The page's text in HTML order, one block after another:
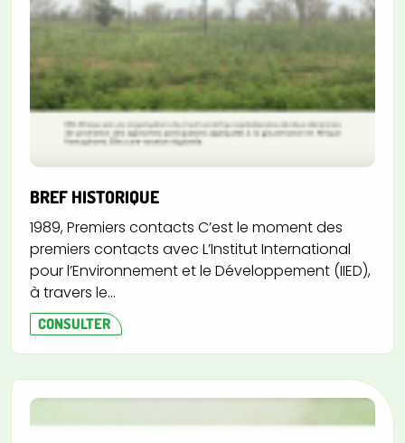
BREF HISTORIQUE
1989, Premiers contacts C’est le moment des
premiers contacts avec L’Institut International
pour l’Environnement et le Développement (IIED),
à travers le...
CONSULTER